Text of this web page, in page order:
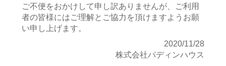
ご不便をおかけして申し訳ありませんが、ご利用
者の皆様にはご理解とご協力を頂けますようお願
い申し上げます。
2020/11/28
株式会社パディンハウス